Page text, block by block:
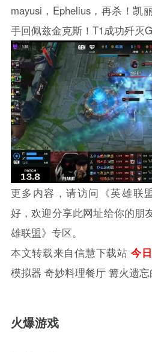
mayusi，Ephelius，再杀！凯
手回佩兹金克斯！T1成功歼灭
更多内容，请访问《英雄联
好，欢迎分享此网址给你的朋
雄联盟》专区。
本文转载来自信慧下载站 今
模拟器 奇妙料理餐厅 篝火遗
火爆游戏